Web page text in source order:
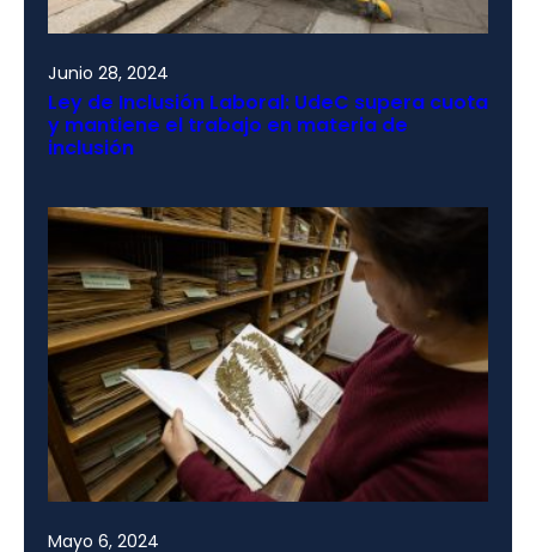
Junio 28, 2024
Ley de Inclusión Laboral: UdeC supera cuota
y mantiene el trabajo en materia de
inclusión
Mayo 6, 2024